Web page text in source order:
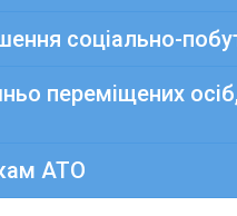
соціально-
переміщених
АТО